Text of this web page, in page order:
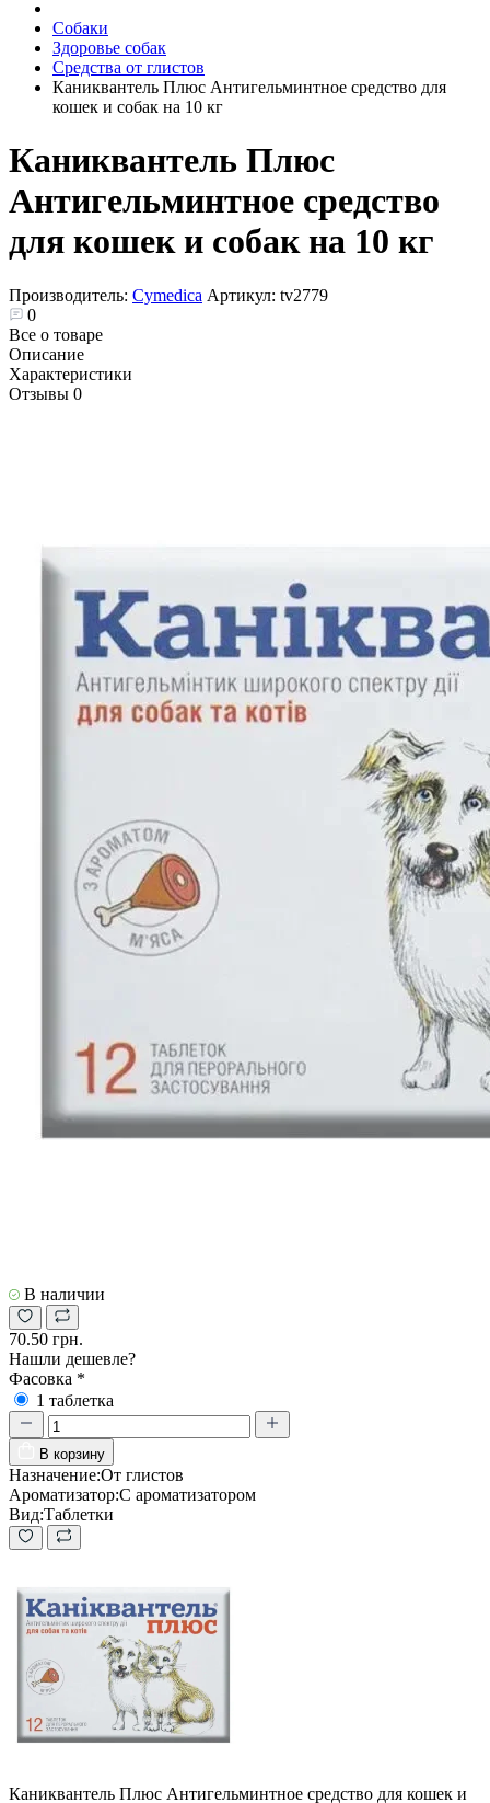
Собаки
Здоровье собак
Средства от глистов
Каниквантель Плюс Антигельминтное средство для
кошек и собак на 10 кг
Каниквантель Плюс
Антигельминтное средство
для кошек и собак на 10 кг
Производитель: Cymedica Артикул: tv2779
0
Все о товаре
Описание
Характеристики
Отзывы 0
В наличии
70.50 грн.
Нашли дешевле?
Фасовка *
1 таблетка
В корзину
Назначение:От глистов
Ароматизатор:С ароматизатором
Вид:Таблетки
Каниквантель Плюс Антигельминтное средство для кошек и